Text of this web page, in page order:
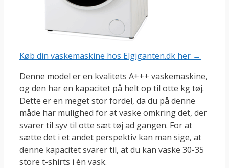
Køb din vaskemaskine hos Elgiganten.dk her →
Denne model er en kvalitets A+++ vaskemaskine,
og den har en kapacitet på helt op til otte kg tøj.
Dette er en meget stor fordel, da du på denne
måde har mulighed for at vaske omkring det, der
svarer til syv til otte sæt tøj ad gangen. For at
sætte det i et andet perspektiv kan man sige, at
denne kapacitet svarer til, at du kan vaske 30-35
store t-shirts i én vask.